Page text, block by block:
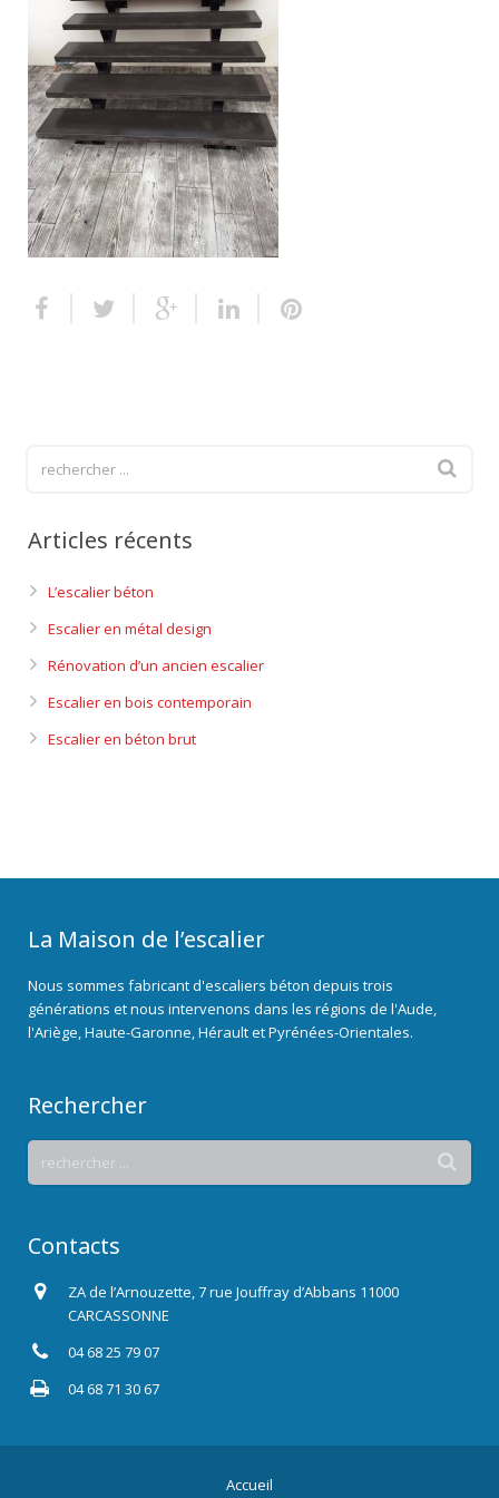
Escalier extérieur
Finitions pour escalier
Articles récents
L’escalier béton
Escalier en métal design
Rénovation d’un ancien escalier
Escalier en bois contemporain
Escalier en béton brut
La Maison de l’escalier
Nous sommes fabricant d'escaliers béton depuis trois
générations et nous intervenons dans les régions de l'Aude,
l'Ariège, Haute-Garonne, Hérault et Pyrénées-Orientales.
Rechercher
Contacts
ZA de l’Arnouzette, 7 rue Jouffray d’Abbans 11000
CARCASSONNE
04 68 25 79 07
04 68 71 30 67
Accueil